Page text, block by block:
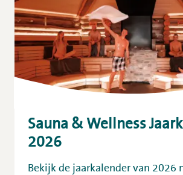
Sauna & Wellness
2026
Bekijk de jaarkalender van 2026